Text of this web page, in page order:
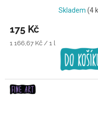
Skladem (4
175 Kč
Měrná
1 166,67 Kč / 1 l